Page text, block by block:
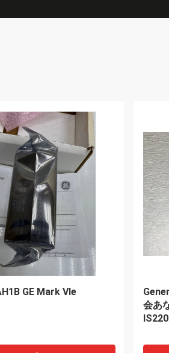
000-251 VM600のピ
GE
ール
ホー